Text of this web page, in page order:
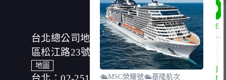
對個別連線者的瀏覽器予以標示，歸納使用者瀏覽器在本
網站內部所瀏覽的網頁，除非您願意告知您的個人資料，
否則本網站不會也無法將此項記錄和您對應。請您注意，
在本網站網刊登廣告之廠商，或與連結本網站，也可能蒐
集您個人的資料。對於您主動提供的個人資訊，這些廣告
廠商、或連結網站有其個別的私權保護政策，其資料處理
措施不適用本網站隱私權保護政策，本公司不負任何連帶
台北總公司地址：(104)台北市中山
區松江路23號7樓、8樓
地圖
LINE
諮詢
專線
🛳️MSC榮耀號🛳️基隆航次